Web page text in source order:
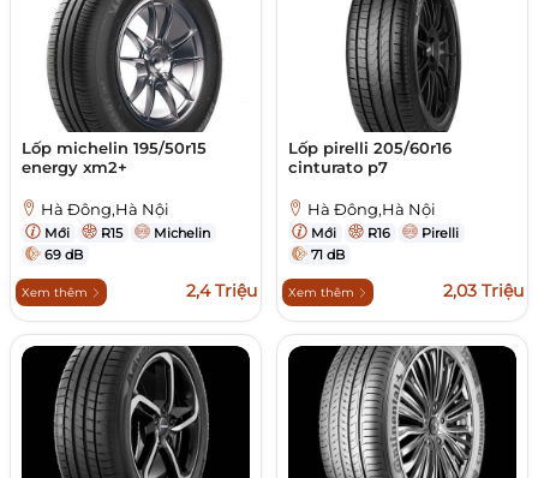
Lốp michelin 195/50r15
energy xm2+
Hà Đông,Hà Nội
Mới R15
Michelin
69 dB
Xem thêm 2,4 Triệu
Lốp pirelli 205/60r16
cinturato p7
Hà Đông,Hà Nội
Mới R16
Pirelli
71 dB
Xem thêm 2,03 Triệu